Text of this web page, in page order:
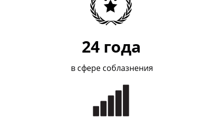
24 года
в сфере соблазнения